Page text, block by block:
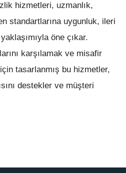
hizmetleri, uzmanlık,
standartlarına uygunluk, ileri
öne çıkar.
karşılamak ve misafir
tasarlanmış bu hizmetler,
destekler ve müşteri